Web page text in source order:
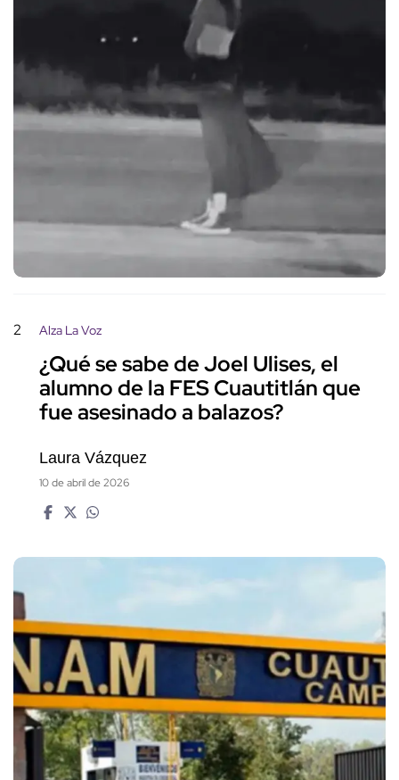
2 Alza La Voz
¿Qué se sabe de Joel Ulises, el
alumno de la FES Cuautitlán que
fue asesinado a balazos?
Laura Vázquez
10 de abril de 2026